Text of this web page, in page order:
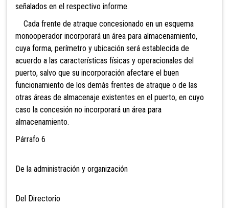
señalados en el respectivo informe.
Cada frente de atraque concesionado en un esquema
monooperador incorporará un área para almacenamiento,
cuya forma, perímetro y ubicación será establecida de
acuerdo a las características físicas y operacionales del
puerto, salvo que su incorporación afectare el buen
funcionamiento de los demás frentes de atraque o de las
otras áreas de almacenaje existentes en el puerto, en cuyo
caso la concesión no incorporará un área para
almacenamiento.
Párrafo 6
De la administración y organización
Del Directorio